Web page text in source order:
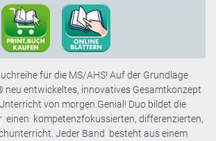
für die MS/AHS! Auf der Grundlage
neu entwickeltes, innovatives Gesamtkonzept
von morgen.Genial! Duo bildet die
einen kompetenzfokussierten, differenzierten,
Jeder Band besteht aus einem